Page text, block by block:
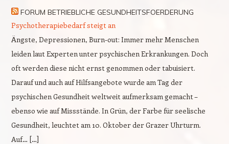
FORUM BETRIEBLICHE GESUNDHEITSFOERDERUNG
Psychotherapiebedarf steigt an
Ängste, Depressionen, Burn-out: Immer mehr Menschen
leiden laut Experten unter psychischen Erkrankungen. Doch
oft werden diese nicht ernst genommen oder tabuisiert.
Darauf und auch auf Hilfsangebote wurde am Tag der
psychischen Gesundheit weltweit aufmerksam gemacht –
ebenso wie auf Missstände. In Grün, der Farbe für seelische
Gesundheit, leuchtet am 10. Oktober der Grazer Uhrturm.
Auf… […]